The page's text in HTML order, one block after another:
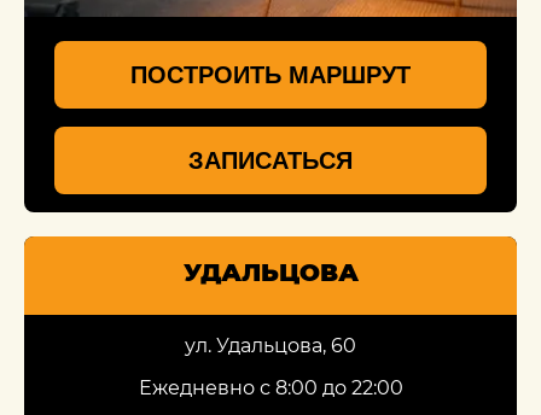
ПОСТРОИТЬ МАРШРУТ
ЗАПИСАТЬСЯ
УДАЛЬЦОВА
ул. Удальцова, 60
Ежедневно с 8:00 до 22:00